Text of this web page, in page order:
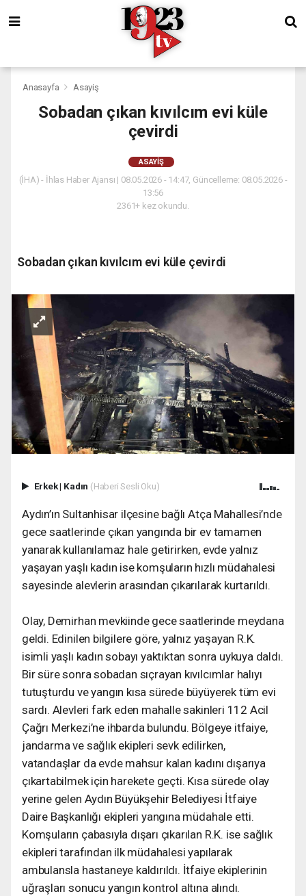
Anasayfa Asayiş
Sobadan çıkan kıvılcım evi küle
çevirdi
ASAYIŞ
(İHA) - İhlas Haber Ajansı | 08.05.2026 - 14:47, Güncelleme: 08.05.2026 -
13:56
2361+ kez okundu.
Sobadan çıkan kıvılcım evi küle çevirdi
Erkek| Kadın (Haberi Sesli Oku)
Aydın’ın Sultanhisar ilçesine bağlı Atça Mahallesi’nde
gece saatlerinde çıkan yangında bir ev tamamen
yanarak kullanılamaz hale getirirken, evde yalnız
yaşayan yaşlı kadın ise komşuların hızlı müdahalesi
sayesinde alevlerin arasından çıkarılarak kurtarıldı.
Olay, Demirhan mevkiinde gece saatlerinde meydana
geldi. Edinilen bilgilere göre, yalnız yaşayan R.K.
isimli yaşlı kadın sobayı yaktıktan sonra uykuya daldı.
Bir süre sonra sobadan sıçrayan kıvılcımlar halıyı
tutuşturdu ve yangın kısa sürede büyüyerek tüm evi
sardı. Alevleri fark eden mahalle sakinleri 112 Acil
Çağrı Merkezi’ne ihbarda bulundu. Bölgeye itfaiye,
jandarma ve sağlık ekipleri sevk edilirken,
vatandaşlar da evde mahsur kalan kadını dışarıya
çıkartabilmek için harekete geçti. Kısa sürede olay
yerine gelen Aydın Büyükşehir Belediyesi İtfaiye
Daire Başkanlığı ekipleri yangına müdahale etti.
Komşuların çabasıyla dışarı çıkarılan R.K. ise sağlık
ekipleri tarafından ilk müdahalesi yapılarak
ambulansla hastaneye kaldırıldı. İtfaiye ekiplerinin
uğraşları sonucu yangın kontrol altına alındı.